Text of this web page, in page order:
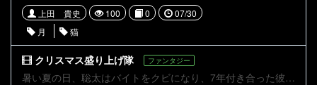
上田 貴史 100 0
07/30
月
猫
クリスマス盛り上げ隊 ファンタジー
暑い夏の日、聡太はバイトをクビになり、7年付き合った彼女に振られ、さらにガスと電気を止められた。そんな彼の家のポストにバイトのチラシが届く。それは、『クリスマス盛り上げ隊、隊員募集』というもの。聡太はヤケクソでそのバイトに申し込むのであった。